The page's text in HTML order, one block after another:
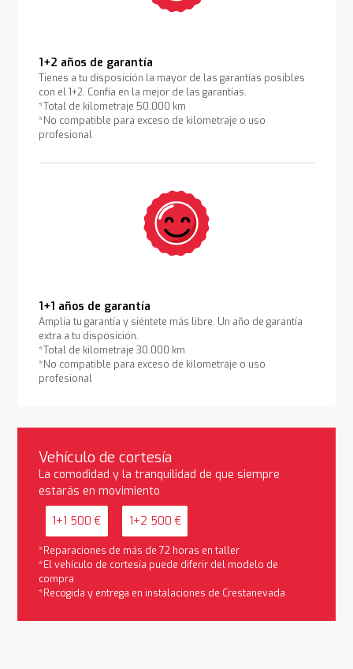
1+2 años de garantía
Tienes a tu disposición la mayor de las garantías posibles
con el 1+2. Confía en la mejor de las garantías.
*Total de kilometraje 50.000 km
*No compatible para exceso de kilometraje o uso
profesional
1+1 años de garantía
Amplía tu garantía y siéntete más libre. Un año de garantía
extra a tu disposición.
*Total de kilometraje 30.000 km
*No compatible para exceso de kilometraje o uso
profesional
Vehículo de cortesía
La comodidad y la tranquilidad de que siempre
estarás en movimiento
1+1 500 € 1+2 500 €
*Reparaciones de más de 72 horas en taller
*El vehículo de cortesía puede diferir del modelo de
compra
*Recogida y entrega en instalaciones de Crestanevada